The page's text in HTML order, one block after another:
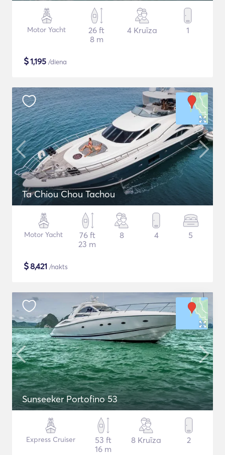
Motor Yacht
26 ft
8 m
4 Kruīza 1
$1,195 /diena
Ta Chiou Chou Tachou
Motor Yacht
76 ft
23 m
8 4 5
$8,421 /nakts
Sunseeker Portofino 53
Express Cruiser
53 ft
16 m
8 Kruīza 2